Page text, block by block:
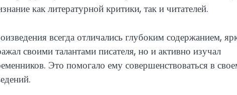
как литературной критики, так и читателей.
всегда отличались глубоким содержанием,
своими талантами писателя, но и активно изучал
Это помогало ему совершенствоваться в